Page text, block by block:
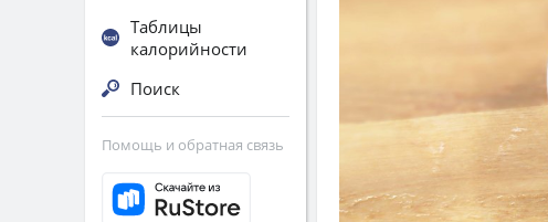
Таблицы
калорийности
Поиск
Помощь и обратная связь